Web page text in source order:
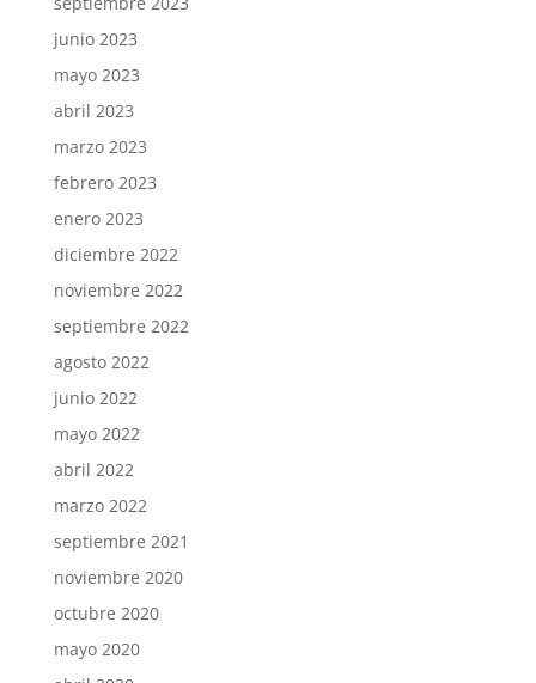
junio 2023
mayo 2023
abril 2023
marzo 2023
febrero 2023
enero 2023
diciembre 2022
noviembre 2022
septiembre 2022
agosto 2022
junio 2022
mayo 2022
abril 2022
marzo 2022
septiembre 2021
noviembre 2020
octubre 2020
mayo 2020